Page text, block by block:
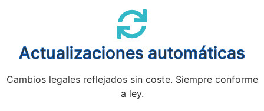
Actualizaciones automáticas
Cambios legales reflejados sin coste. Siempre conforme
a ley.